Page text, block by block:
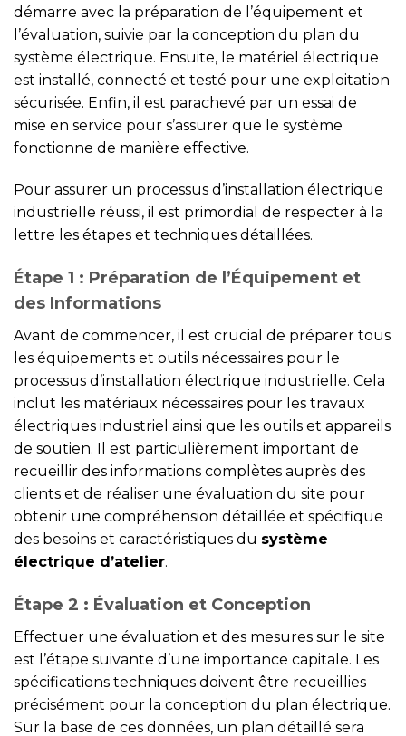
démarre avec la préparation de l’équipement et
l’évaluation, suivie par la conception du plan du
système électrique. Ensuite, le matériel électrique
est installé, connecté et testé pour une exploitation
sécurisée. Enfin, il est parachevé par un essai de
mise en service pour s’assurer que le système
fonctionne de manière effective.
Pour assurer un processus d’installation électrique
industrielle réussi, il est primordial de respecter à la
lettre les étapes et techniques détaillées.
Étape 1 : Préparation de l’Équipement et
des Informations
Avant de commencer, il est crucial de préparer tous
les équipements et outils nécessaires pour le
processus d’installation électrique industrielle. Cela
inclut les matériaux nécessaires pour les travaux
électriques industriel ainsi que les outils et appareils
de soutien. Il est particulièrement important de
recueillir des informations complètes auprès des
clients et de réaliser une évaluation du site pour
obtenir une compréhension détaillée et spécifique
des besoins et caractéristiques du système
électrique d’atelier.
Étape 2 : Évaluation et Conception
Effectuer une évaluation et des mesures sur le site
est l’étape suivante d’une importance capitale. Les
spécifications techniques doivent être recueillies
précisément pour la conception du plan électrique.
Sur la base de ces données, un plan détaillé sera